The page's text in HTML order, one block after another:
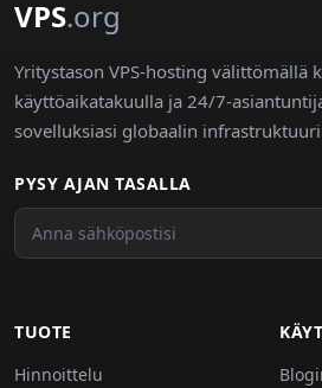
VPS.org
Yritystason VPS-hosting välittömällä
käyttöaikatakuulla ja 24/7-
sovelluksiasi globaalin
PYSY AJAN TASALLA
TUOTE
Hinnoittelu